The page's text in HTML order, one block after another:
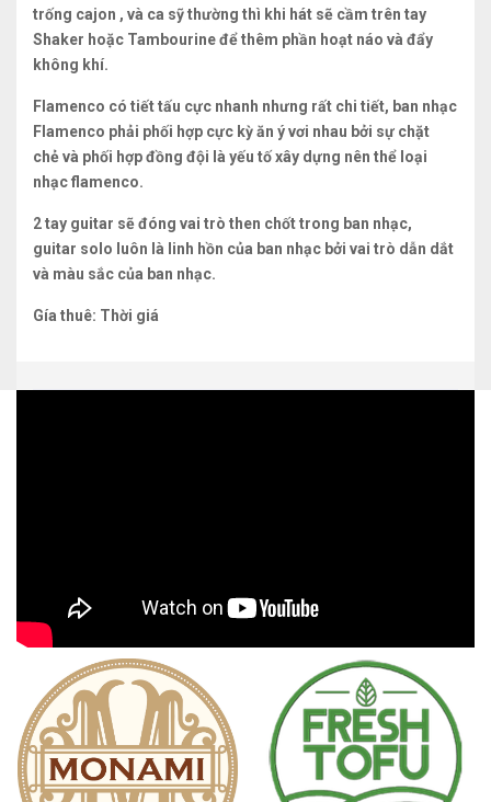
trống cajon , và ca sỹ thường thì khi hát sẽ cầm trên tay
Shaker hoặc Tambourine để thêm phần hoạt náo và đẩy
không khí.
Flamenco có tiết tấu cực nhanh nhưng rất chi tiết, ban nhạc
Flamenco phải phối hợp cực kỳ ăn ý vơi nhau bởi sự chặt
chẻ và phối hợp đồng đội là yếu tố xây dựng nên thể loại
nhạc flamenco.
2 tay guitar sẽ đóng vai trò then chốt trong ban nhạc,
guitar solo luôn là linh hồn của ban nhạc bởi vai trò dẫn dắt
và màu sắc của ban nhạc.
Gía thuê: Thời giá